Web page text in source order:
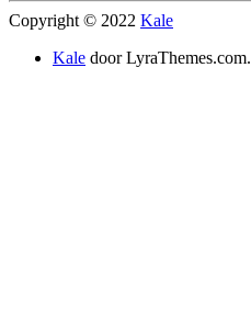
Copyright © 2022 Kale
Kale door LyraThemes.com.